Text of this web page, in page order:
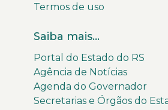
Termos de uso
Saiba mais...
Portal do Estado do RS
Agência de Notícias
Agenda do Governador
Secretarias e Órgãos do